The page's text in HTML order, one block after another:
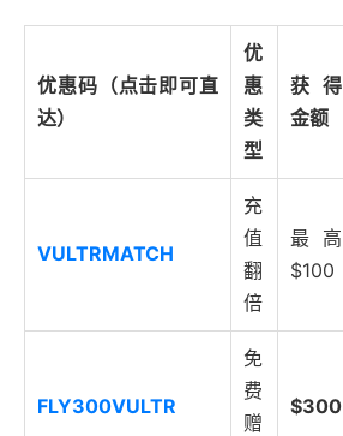
优惠码（点击即可直
达）
优
惠
类
型
获得
金额
VULTRMATCH
充
值
翻
倍
最高
$100
FLY300VULTR
免
费
赠
$300